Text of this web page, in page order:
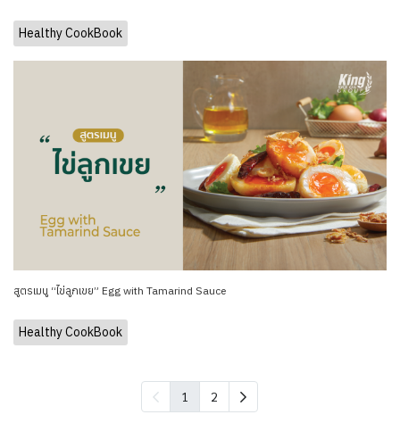
Healthy CookBook
สูตรเมนู “ไข่ลูกเขย” Egg with Tamarind Sauce
Healthy CookBook
1 2